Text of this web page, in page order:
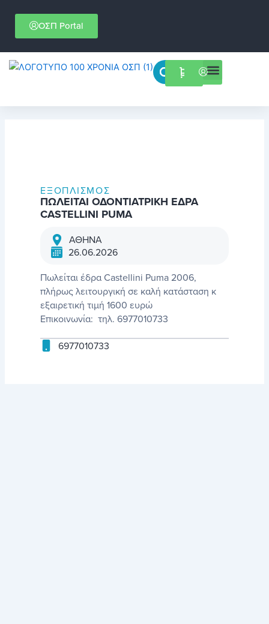
περιεχόμενο
ΟΣΠ Portal
Menu
ΕΞΟΠΛΙΣΜΌΣ
ΠΩΛΕΙΤΑΙ ΟΔΟΝΤΙΑΤΡΙΚΗ ΕΔΡΑ
CASTELLINI PUMA
ΑΘΗΝΑ
26.06.2026
Πωλείται έδρα Castellini Puma 2006,
πλήρως λειτουργική σε καλή κατάσταση κ
εξαιρετική τιμή 1600 ευρώ
Επικοινωνία: τηλ. 6977010733
6977010733